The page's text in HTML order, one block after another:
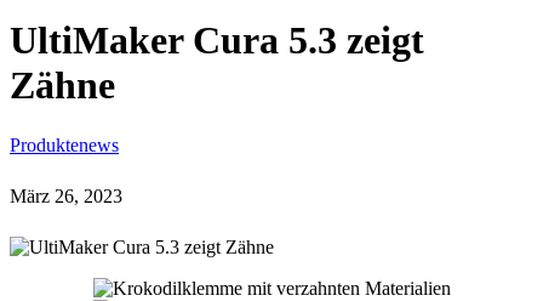
UltiMaker Cura 5.3 zeigt
Zähne
Produktenews
März 26, 2023